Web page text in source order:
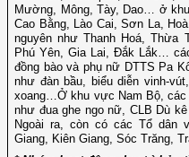
Mường, Mông, Tày, Dao… ở
Cao Bằng, Lào Cai, Sơn La,
nguyên như Thanh Hoá, Thừa
Phú Yên, Gia Lai, Đắk Lắk…
đồng bào và phụ nữ DTTS Pa
như đàn bầu, biểu diễn vinh-
xoang…Ở khu vực Nam Bộ, các
như đua ghe ngo nữ, CLB Dù
Ngoài ra, còn có các Tổ dân
Giang, Kiên Giang, Sóc Trăng,